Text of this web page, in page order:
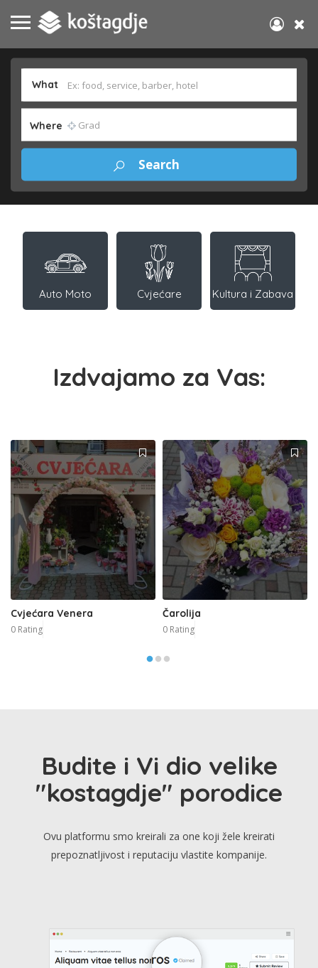
What
Where
Auto Moto Cvjećare Kultura i Zabava
Izdvajamo za Vas:
Cvjećara Venera
0 Rating
Čarolija
0 Rating
Budite i Vi dio velike
"kostagdje" porodice
Ovu platformu smo kreirali za one koji žele kreirati
prepoznatljivost i reputaciju vlastite kompanije.